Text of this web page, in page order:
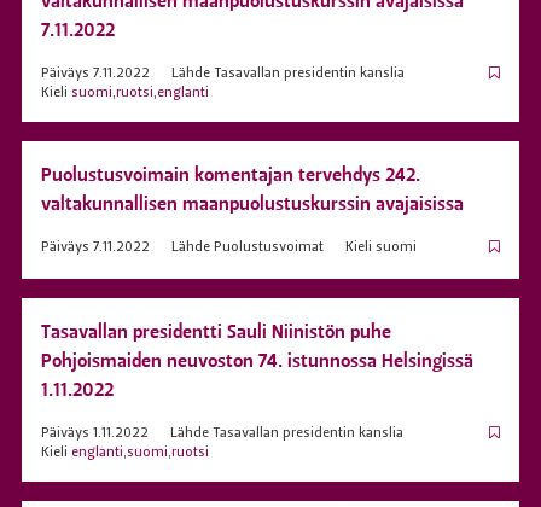
7.11.2022
Päiväys 7.11.2022 LähdeTasavallan presidentin kanslia
Kieli suomi,ruotsi,englanti
Puolustusvoimain komentajan tervehdys 242.
valtakunnallisen maanpuolustuskurssin avajaisissa
Päiväys 7.11.2022 LähdePuolustusvoimat Kieli suomi
Tasavallan presidentti Sauli Niinistön puhe
Pohjoismaiden neuvoston 74. istunnossa Helsingissä
1.11.2022
Päiväys 1.11.2022 LähdeTasavallan presidentin kanslia
Kieli englanti,suomi,ruotsi